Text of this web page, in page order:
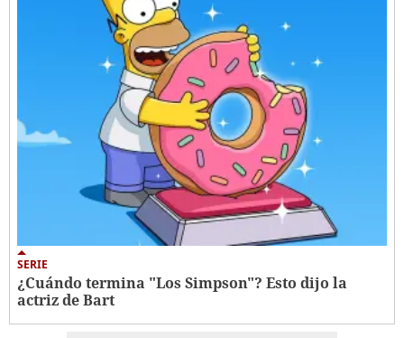
SERIE
¿Cuándo termina "Los Simpson"? Esto dijo la
actriz de Bart